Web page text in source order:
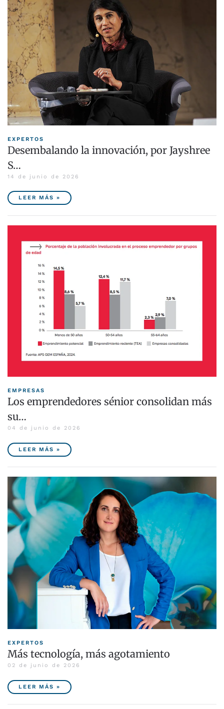
EXPERTOS
Desembalando la innovación, por Jayshree
S…
14 de junio de 2026
LEER MÁS »
EMPRESAS
Los emprendedores sénior consolidan más
su…
04 de junio de 2026
LEER MÁS »
EXPERTOS
Más tecnología, más agotamiento
02 de junio de 2026
LEER MÁS »